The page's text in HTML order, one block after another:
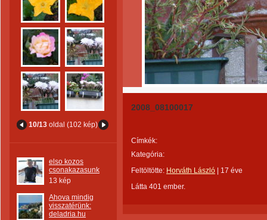
10/13 oldal (102 kép)
elso kozos
csonakazasunk
13 kép
Ahova mindig
visszatérünk:
deladria.hu
2008_08100017
Címkék:
Kategória:
Feltöltötte: Horváth László
17 éve
Látta 401 ember.